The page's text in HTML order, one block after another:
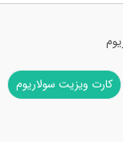
کارت ویزیت سولاریوم